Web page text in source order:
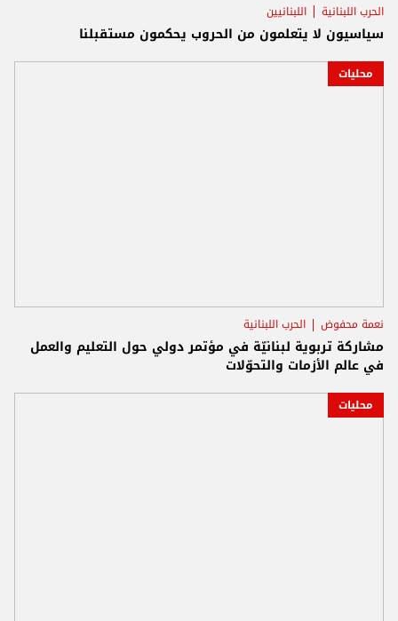
الحرب اللبنانية اللبنانيين
سياسيون لا يتعلمون من الحروب يحكمون مستقبلنا
محليات
نعمة محفوض الحرب اللبنانية
مشاركة تربوية لبنانيّة في مؤتمر دولي حول التعليم والعمل
في عالم الأزمات والتحوّلات
محليات